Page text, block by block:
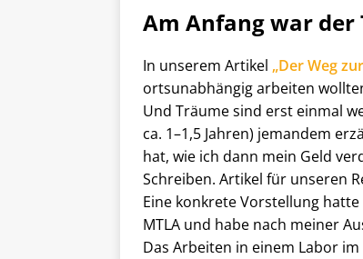
Am Anfang war der
In unserem Artikel „Der Weg
ortsunabhängig arbeiten
Und Träume sind erst einmal
ca. 1–1,5 Jahren) jemandem
hat, wie ich dann mein Geld
Schreiben. Artikel für unseren
Eine konkrete Vorstellung
MTLA und habe nach meiner
Das Arbeiten in einem Labor